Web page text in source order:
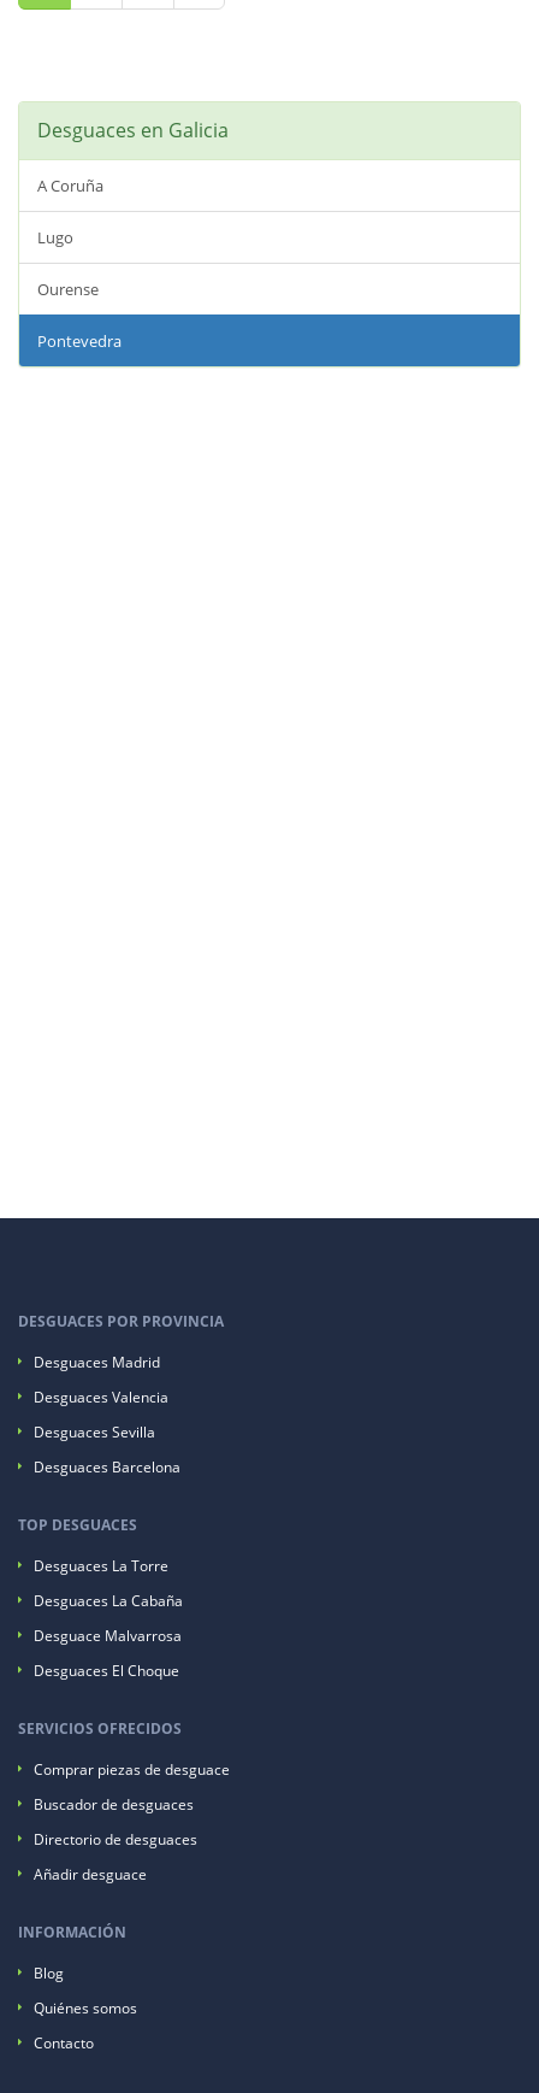
Desguaces en Galicia
A Coruña
Lugo
Ourense
Pontevedra
DESGUACES POR PROVINCIA
Desguaces Madrid
Desguaces Valencia
Desguaces Sevilla
Desguaces Barcelona
TOP DESGUACES
Desguaces La Torre
Desguaces La Cabaña
Desguace Malvarrosa
Desguaces El Choque
SERVICIOS OFRECIDOS
Comprar piezas de desguace
Buscador de desguaces
Directorio de desguaces
Añadir desguace
INFORMACIÓN
Blog
Quiénes somos
Contacto